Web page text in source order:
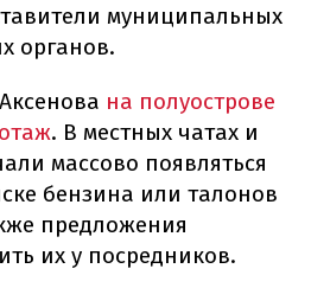
муниципальных
органов.
на полуострове
. В местных чатах и
массово появляться
бензина или талонов
предложения
их у посредников.